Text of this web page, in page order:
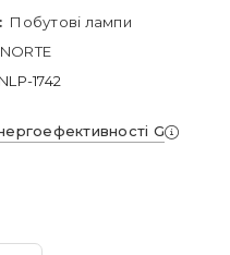
Побутові лампи
NORTE
1742
G